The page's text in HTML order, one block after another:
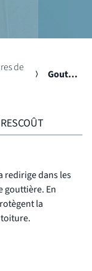
de
Gouttières
COÛT
redirige dans les
gouttière. En
la
toiture.